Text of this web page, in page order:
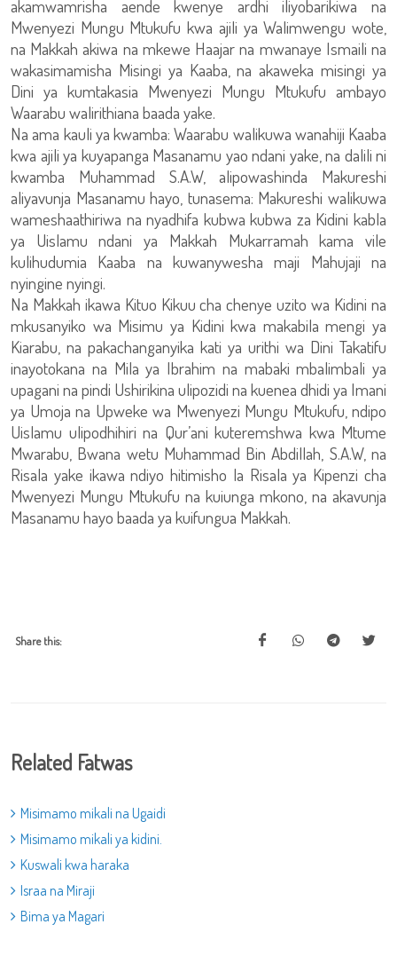
akamwamrisha aende kwenye ardhi iliyobarikiwa na
Mwenyezi Mungu Mtukufu kwa ajili ya Walimwengu wote,
na Makkah akiwa na mkewe Haajar na mwanaye Ismaili na
wakasimamisha Misingi ya Kaaba, na akaweka misingi ya
Dini ya kumtakasia Mwenyezi Mungu Mtukufu ambayo
Waarabu walirithiana baada yake.
Na ama kauli ya kwamba: Waarabu walikuwa wanahiji Kaaba
kwa ajili ya kuyapanga Masanamu yao ndani yake, na dalili ni
kwamba Muhammad S.A.W, alipowashinda Makureshi
aliyavunja Masanamu hayo, tunasema: Makureshi walikuwa
wameshaathiriwa na nyadhifa kubwa kubwa za Kidini kabla
ya Uislamu ndani ya Makkah Mukarramah kama vile
kulihudumia Kaaba na kuwanywesha maji Mahujaji na
nyingine nyingi.
Na Makkah ikawa Kituo Kikuu cha chenye uzito wa Kidini na
mkusanyiko wa Misimu ya Kidini kwa makabila mengi ya
Kiarabu, na pakachanganyika kati ya urithi wa Dini Takatifu
inayotokana na Mila ya Ibrahim na mabaki mbalimbali ya
upagani na pindi Ushirikina ulipozidi na kuenea dhidi ya Imani
ya Umoja na Upweke wa Mwenyezi Mungu Mtukufu, ndipo
Uislamu ulipodhihiri na Qur’ani kuteremshwa kwa Mtume
Mwarabu, Bwana wetu Muhammad Bin Abdillah, S.A.W, na
Risala yake ikawa ndiyo hitimisho la Risala ya Kipenzi cha
Mwenyezi Mungu Mtukufu na kuiunga mkono, na akavunja
Masanamu hayo baada ya kuifungua Makkah.
Share this:
Related Fatwas
Misimamo mikali na Ugaidi
Misimamo mikali ya kidini.
Kuswali kwa haraka
Israa na Miraji
Bima ya Magari